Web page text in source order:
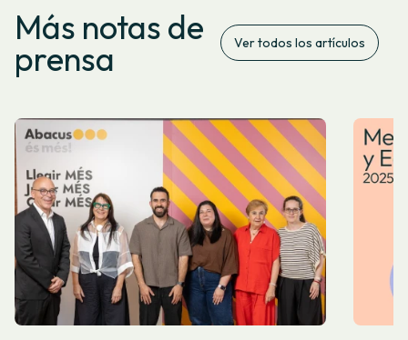
Más notas de
prensa Ver todos los artículos